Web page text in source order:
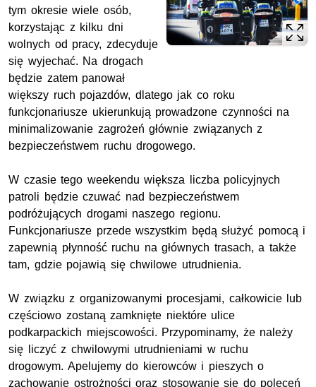
tym okresie wiele osób,
korzystając z kilku dni
wolnych od pracy, zdecyduje
się wyjechać. Na drogach
będzie zatem panował
większy ruch pojazdów, dlatego jak co roku
funkcjonariusze ukierunkują prowadzone czynności na
minimalizowanie zagrożeń głównie związanych z
bezpieczeństwem ruchu drogowego.
W czasie tego weekendu większa liczba policyjnych
patroli będzie czuwać nad bezpieczeństwem
podróżujących drogami naszego regionu.
Funkcjonariusze przede wszystkim będą służyć pomocą i
zapewnią płynność ruchu na głównych trasach, a także
tam, gdzie pojawią się chwilowe utrudnienia.
W związku z organizowanymi procesjami, całkowicie lub
częściowo zostaną zamknięte niektóre ulice
podkarpackich miejscowości. Przypominamy, że należy
się liczyć z chwilowymi utrudnieniami w ruchu
drogowym. Apelujemy do kierowców i pieszych o
zachowanie ostrożności oraz stosowanie się do poleceń